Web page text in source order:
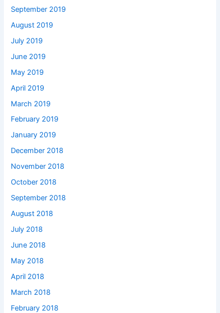
September 2019
August 2019
July 2019
June 2019
May 2019
April 2019
March 2019
February 2019
January 2019
December 2018
November 2018
October 2018
September 2018
August 2018
July 2018
June 2018
May 2018
April 2018
March 2018
February 2018